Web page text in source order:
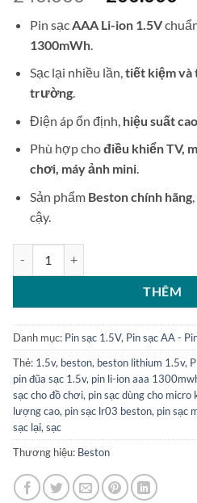
là:
Pin sạc AAA Li-ion 1.5V
1300mWh.
Sạc lại nhiều lần,tiết kiệm và
trường.
Điện áp ổn định, hiệu suất
Phù hợp chođiều khiển TV,
chơi, máy ảnh mini.
Sản phẩm Beston chính hãng
cậy.
Bộ 4 pin đũa sạc Beston AAA Li-
THÊM
Danh mục: Pin sạc 1.5V, Pin sạc AA -
Thẻ: 1.5v, beston, beston lithium 1.5v,
pin đũa sạc 1.5v, pin li-ion aaa
sạc cho đồ chơi, pin sạc dùng cho micro
lượng cao, pin sạc lr03 beston, pin sạc
sạc lại, sạc
Thương hiệu: Beston